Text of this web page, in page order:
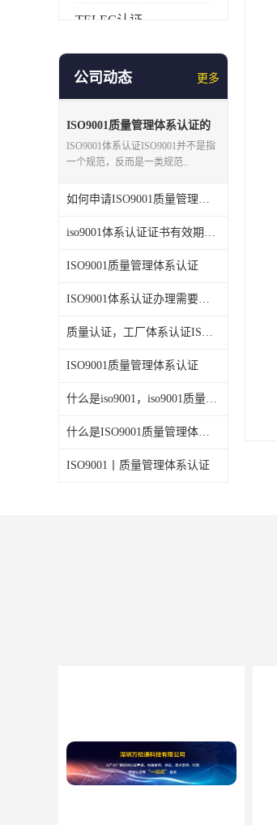
TELEC认证
CCC认证
ISO14001体系认证
OHSAS18001体系认证
交通部794/808认证
WEEE指令
CTA入网许可证
IP等级
REACH化学检测
IEC认证
防爆认证
TS16949体系
ISO13485医疗体系
公司动态 更多
ISO9001质量管理体系认证的
条件
ISO9001体系认证ISO9001并不是指
一个规范，反而是一类规范..
如何申请ISO9001质量管理体系认证？在哪申请ISO9001认证？
iso9001体系认证证书有效期多久
ISO9001质量管理体系认证
ISO9001体系认证办理需要多长时间
质量认证，工厂体系认证ISO9001怎么办理
ISO9001质量管理体系认证
什么是iso9001，iso9001质量管理体系有什么作用？
什么是ISO9001质量管理体系认证
ISO9001丨质量管理体系认证